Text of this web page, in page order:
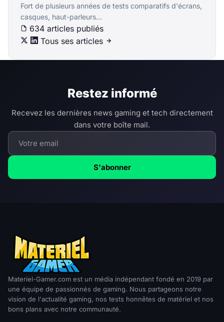
Fort de plusieurs années de tests comparatifs d'écrans,
casques, haut-parleurs...
634 articles publiés
Tous ses articles
Restez informé
Recevez les dernières news gaming et tech directement
dans votre boîte mail.
S'abonner
Materiel-Gamer.com est un média indépendant fondé en 2019 par
une équipe de passionnés de gaming. Nous partageons notre
vision de l'actualité gaming, nos tests honnêtes de matériel et nos
bons plans avec notre communauté.